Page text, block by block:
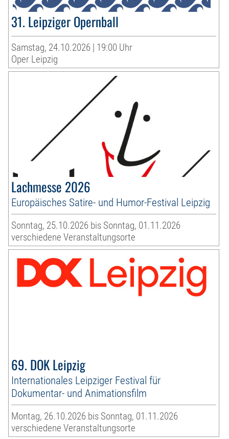
31. Leipziger Opernball
Samstag, 24.10.2026 | 19:00 Uhr
Oper Leipzig
Lachmesse 2026
Europäisches Satire- und Humor-Festival Leipzig
Sonntag, 25.10.2026 bis Sonntag, 01.11.2026
verschiedene Veranstaltungsorte
69. DOK Leipzig
Internationales Leipziger Festival für
Dokumentar- und Animationsfilm
Montag, 26.10.2026 bis Sonntag, 01.11.2026
verschiedene Veranstaltungsorte